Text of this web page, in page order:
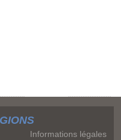
Informations légales